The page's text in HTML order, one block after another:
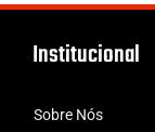
Institucional
Sobre Nós